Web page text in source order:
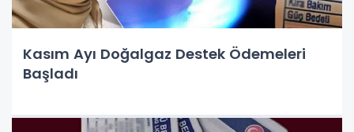
Kasım Ayı Doğalgaz Destek Ödemeleri
Başladı